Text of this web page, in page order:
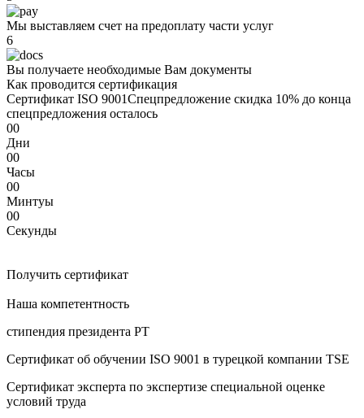
Мы выставляем счет на предоплату части услуг
6
Вы получаете необходимые Вам документы
Как проводится сертификация
Сертификат ISO 9001Спецпредложение скидка 10% до конца
спецпредложения осталось
00
Дни
00
Часы
00
Минтуы
00
Секунды
Получить сертификат
Наша компетентность
стипендия президента РТ
Сертификат об oбучeнии ISO 9001 в турецкой компании TSE
Сертификат эксперта по экспертизе специальной оценке
условий труда